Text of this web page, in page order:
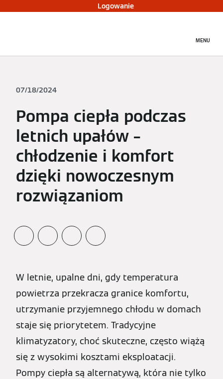
Logowanie
MENU
07/18/2024
Pompa ciepła podczas
letnich upałów –
chłodzenie i komfort
dzięki nowoczesnym
rozwiązaniom
W letnie, upalne dni, gdy temperatura
powietrza przekracza granice komfortu,
utrzymanie przyjemnego chłodu w domach
staje się priorytetem. Tradycyjne
klimatyzatory, choć skuteczne, często wiążą
się z wysokimi kosztami eksploatacji.
Pompy ciepła są alternatywą, która nie tylko